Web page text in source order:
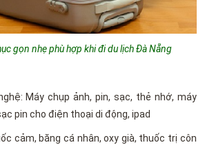
gọn nhẹ phù hợp khi đi du lịch Đà Nẵng
Máy chụp ảnh, pin, sạc, thẻ nhớ, máy
pin cho điện thoại di động, ipad
cảm, băng cá nhân, oxy già, thuốc trị côn